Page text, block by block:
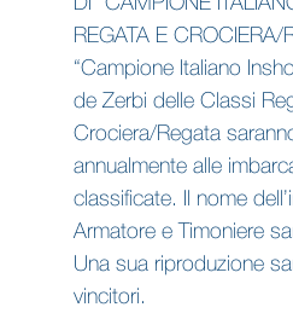
REGATA E CROCIERA/
“Campione Italiano
de Zerbi delle Classi
Crociera/Regata
annualmente alle
classificate. Il nome
Armatore e Timoniere
Una sua riproduzione
vincitori.